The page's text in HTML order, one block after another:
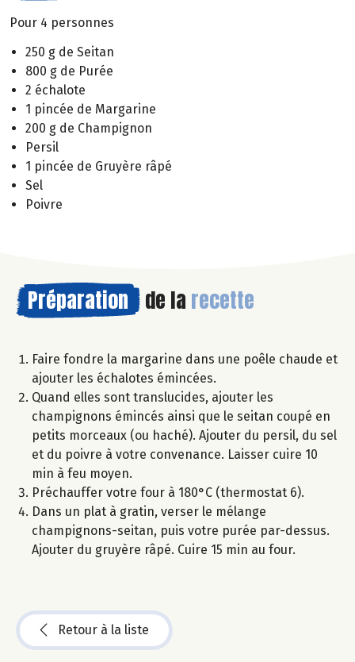
Pour 4 personnes
250 g de Seitan
800 g de Purée
2 échalote
1 pincée de Margarine
200 g de Champignon
Persil
1 pincée de Gruyère râpé
Sel
Poivre
Préparation de la recette
Faire fondre la margarine dans une poêle chaude et
ajouter les échalotes émincées.
Quand elles sont translucides, ajouter les
champignons émincés ainsi que le seitan coupé en
petits morceaux (ou haché). Ajouter du persil, du sel
et du poivre à votre convenance. Laisser cuire 10
min à feu moyen.
Préchauffer votre four à 180°C (thermostat 6).
Dans un plat à gratin, verser le mélange
champignons-seitan, puis votre purée par-dessus.
Ajouter du gruyère râpé. Cuire 15 min au four.
Retour à la liste